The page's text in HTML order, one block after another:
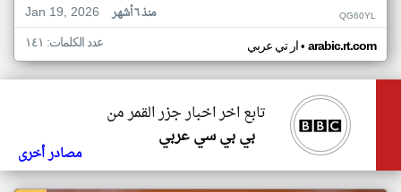
Jan 19, 2026
منذ ٦ أشهر QG60YL
ار تي عربي• arabic.rt.com عدد الكلمات: ١٤١
تابع اخر اخبار جزر القمر من
بي بي سي عربي
مصادر أخرى